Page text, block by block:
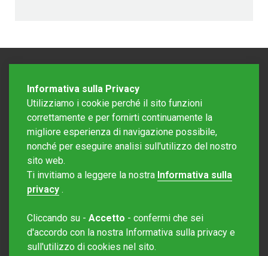
Editore Rotostampa SA
Sito creato daRedesign
Informativa sulla Privacy
Utilizziamo i cookie perché il sito funzioni
correttamente e per fornirti continuamente la
migliore esperienza di navigazione possibile,
nonché per eseguire analisi sull'utilizzo del nostro
sito web.
Ti invitiamo a leggere la nostra Informativa sulla
privacy .
Cliccando su - Accetto - confermi che sei
d'accordo con la nostra Informativa sulla privacy e
sull'utilizzo di cookies nel sito.